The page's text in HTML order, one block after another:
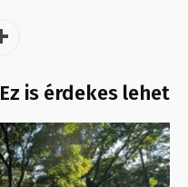
Ez is érdekes lehet